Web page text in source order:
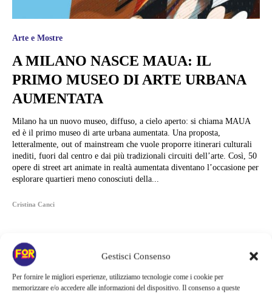
Gestisci Consenso
Per fornire le migliori esperienze, utilizziamo tecnologie come i cookie per
memorizzare e/o accedere alle informazioni del dispositivo. Il consenso a queste
Arte e Mostre
A MILANO NASCE MAUA: IL
PRIMO MUSEO DI ARTE URBANA
AUMENTATA
Milano ha un nuovo museo, diffuso, a cielo aperto: si chiama MAUA
ed è il primo museo di arte urbana aumentata. Una proposta,
letteralmente, out of mainstream che vuole proporre itinerari culturali
inediti, fuori dal centro e dai più tradizionali circuiti dell’arte. Così, 50
opere di street art animate in realtà aumentata diventano l’occasione per
esplorare quartieri meno conosciuti della...
Cristina Canci